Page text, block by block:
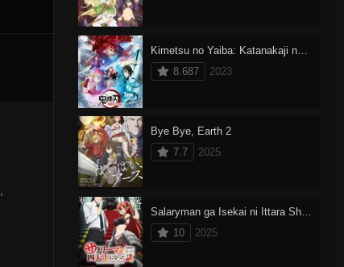
Kimetsu no Yaiba: Katanakaji no Sato-hen Dublado
8.687
2023
Bye Bye, Earth 2
7.7
2025
Salaryman ga Isekai ni Ittara Shitennou ni Natta Hanashi
10
2025